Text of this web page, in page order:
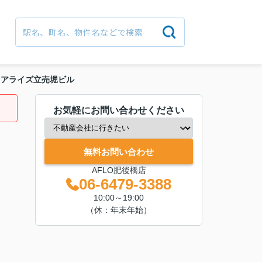
ライズ立売堀ビル
お気軽にお問い合わせください
無料お問い合わせ
AFLO肥後橋店
06-6479-3388
10:00～19:00
（休：年末年始）